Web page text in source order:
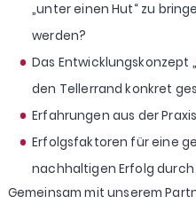
„unter einen Hut“ zu
werden?
Das Entwicklungskonzept
den Tellerrand konkret
Erfahrungen aus der
Erfolgsfaktoren für eine
nachhaltigen Erfolg
Gemeinsam mit unserem